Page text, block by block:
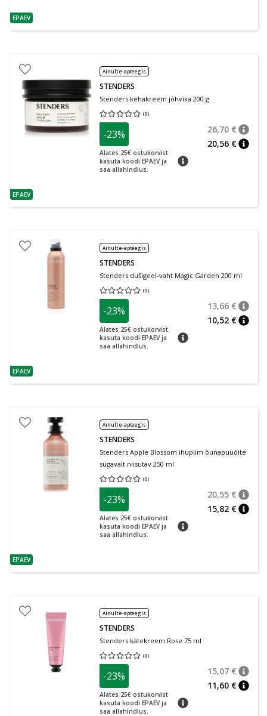
nõuanne
EPAEV
nõuanne
EPAEV
Ainult e-apteegis
STENDERS
Stenders kehakreem jõhvika 200 g
(0)
Keskmine hinnang 0.00
-23%
Alates 25€ ostukorvist
kasuta koodi EPAEV ja
saa allahindlus.
nõuanne
26,70 €
20,56 €
nõuanne
EPAEV
Ainult e-apteegis
STENDERS
Stenders dušigeel-vaht Magic Garden 200 ml
(0)
Keskmine hinnang 0.00
-23%
Alates 25€ ostukorvist
kasuta koodi EPAEV ja
saa allahindlus.
nõuanne
13,66 €
10,52 €
nõuanne
EPAEV
Ainult e-apteegis
STENDERS
Stenders Apple Blossom ihupiim õunapuuõite
sügavalt niisutav 250 ml
(0)
Keskmine hinnang 0.00
-23%
Alates 25€ ostukorvist
kasuta koodi EPAEV ja
saa allahindlus.
nõuanne
20,55 €
15,82 €
Ainult e-apteegis
STENDERS
Stenders kätekreem Rose 75 ml
(0)
Keskmine hinnang 0.00
-23%
Alates 25€ ostukorvist
kasuta koodi EPAEV ja
saa allahindlus.
nõuanne
15,07 €
11,60 €